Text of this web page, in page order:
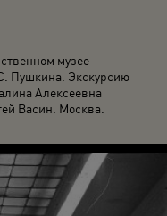
музее
Пушкина. Экскурсию
Алексеевна
Васин. Москва.